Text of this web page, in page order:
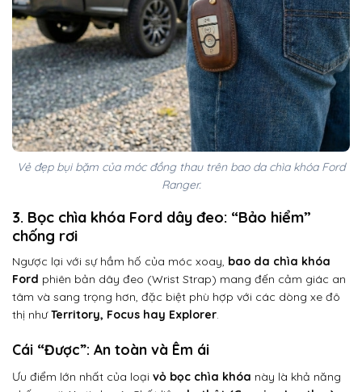
Vẻ đẹp bụi bặm của móc đồng thau trên bao da chìa khóa Ford
Ranger.
3. Bọc chìa khóa Ford dây đeo: “Bảo hiểm”
chống rơi
Ngược lại với sự hầm hố của móc xoay, bao da chìa khóa
Ford phiên bản dây đeo (Wrist Strap) mang đến cảm giác an
tâm và sang trọng hơn, đặc biệt phù hợp với các dòng xe đô
thị nhưTerritory, Focus hay Explorer.
Cái “Được”: An toàn và Êm ái
Ưu điểm lớn nhất của loại vỏ bọc chìa khóa này là khả năng